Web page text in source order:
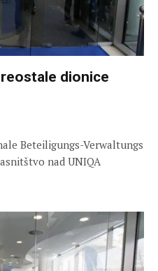
dionice
Beteiligungs-Verwaltungs
nad UNIQA